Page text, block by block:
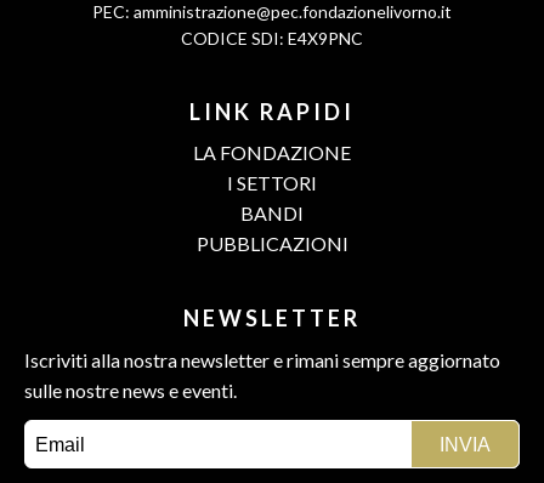
PEC: amministrazione@pec.fondazionelivorno.it
CODICE SDI: E4X9PNC
LINK RAPIDI
LA FONDAZIONE
I SETTORI
BANDI
PUBBLICAZIONI
NEWSLETTER
Iscriviti alla nostra newsletter e rimani sempre aggiornato
sulle nostre news e eventi.